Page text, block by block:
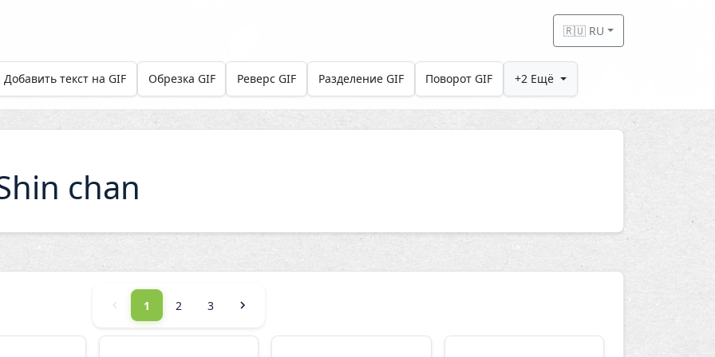
🇷🇺 RU
Добавить текст на GIF Обрезка GIF Реверс GIF Разделение GIF Поворот GIF +2 Ещё
chan
1 2 3